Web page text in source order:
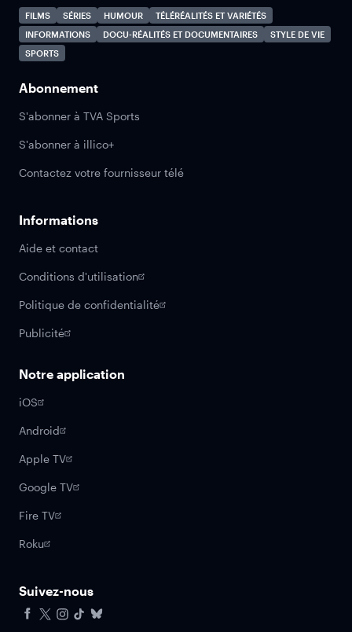
FILMS SÉRIES HUMOUR
TÉLÉRÉALITÉS ET VARIÉTÉS
INFORMATIONS
DOCU-RÉALITÉS ET DOCUMENTAIRES
STYLE DE VIE
SPORTS
Abonnement
S'abonner à TVA Sports
S'abonner à illico+
Contactez votre fournisseur télé
Informations
Aide et contact
Conditions d'utilisation
Politique de confidentialité
Publicité
Notre application
iOS
Android
Apple TV
Google TV
Fire TV
Roku
Suivez-nous